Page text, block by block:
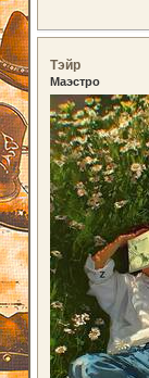
Тэйр
Маэстро